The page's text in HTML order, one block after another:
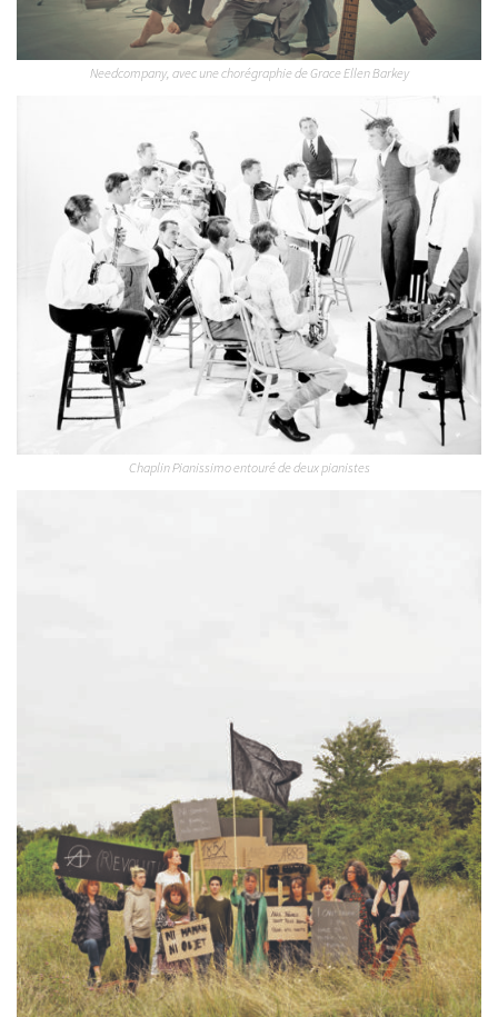
Needcompany, avec une chorégraphie de Grace Ellen Barkey
Chaplin Pianissimo entouré de deux pianistes